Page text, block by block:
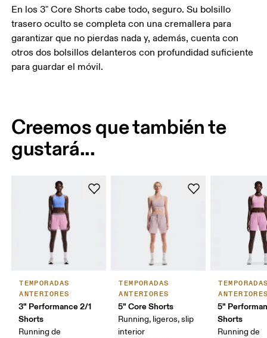
En los 3" Core Shorts cabe todo, seguro. Su bolsillo
trasero oculto se completa con una cremallera para
garantizar que no pierdas nada y, además, cuenta con
otros dos bolsillos delanteros con profundidad suficiente
para guardar el móvil.
Creemos que también te
gustará...
TEMPORADAS
ANTERIORES
3" Performance 2/1
Shorts
Running de
TEMPORADAS
ANTERIORES
5" Core Shorts
Running, ligeros, slip
interior
5"
Shorts
Running de